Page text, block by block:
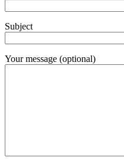
Subject
Your message (optional)